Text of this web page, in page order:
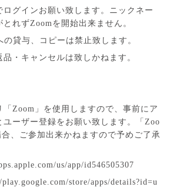
グインお願い致します。ニックネー
れずZoomを開始出来ません。
貸与、コピーは禁止致します。
・キャンセルは致しかねます。
「Zoom」を使用しますので、事前にア
ユーザー登録をお願い致します。「Zoo
、ご参加出来かねますので予めご了承
us/app/id546505307
store/apps/details?id=u